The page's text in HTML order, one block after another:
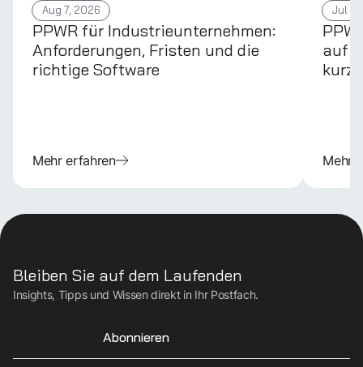
Aug 7, 2026
PPWR für Industrieunternehmen:
Anforderungen, Fristen und die
richtige Software
Mehr erfahren
Jul
auf
kurz
Mehr
Bleiben Sie auf dem Laufenden
Insights, Tipps und Wissen direkt in Ihr Postfach.
Abonnieren